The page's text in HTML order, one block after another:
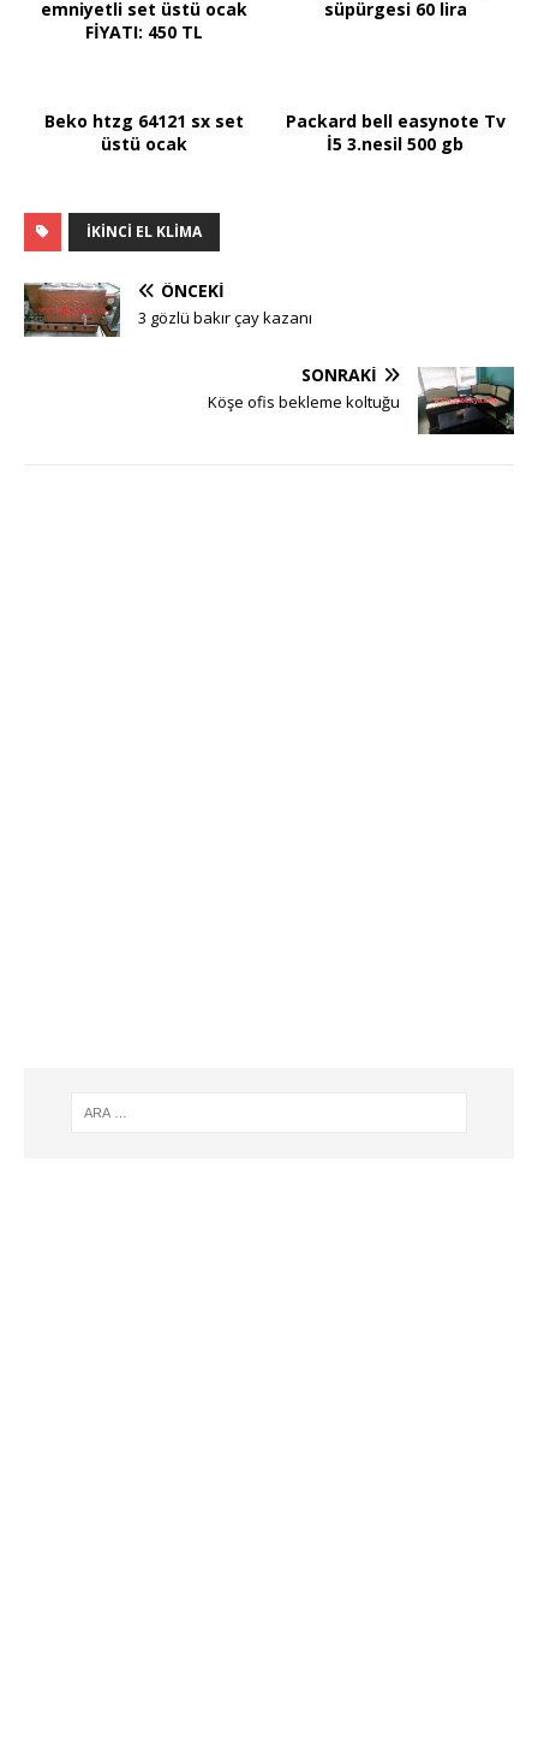
emniyetli set üstü ocak
FİYATI: 450 TL
süpürgesi 60 lira
Beko htzg 64121 sx set
üstü ocak
Packard bell easynote Tv
İ5 3.nesil 500 gb
IKINCI EL KLIMA
ÖNCEKI
3 gözlü bakır çay kazanı
SONRAKI
Köşe ofis bekleme koltuğu